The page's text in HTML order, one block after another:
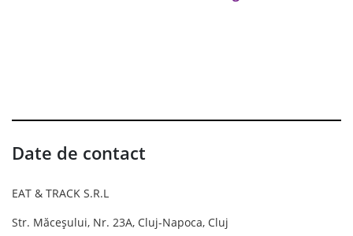
Date de contact
EAT & TRACK S.R.L
Str. Măceșului, Nr. 23A, Cluj-Napoca, Cluj